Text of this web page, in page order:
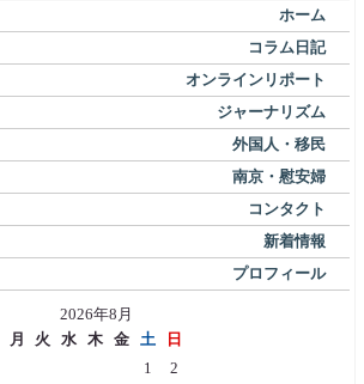
ホーム
コラム日記
オンラインリポート
ジャーナリズム
外国人・移民
南京・慰安婦
コンタクト
新着情報
プロフィール
2026年8月
月
火 水 木 金 土 日
1
2